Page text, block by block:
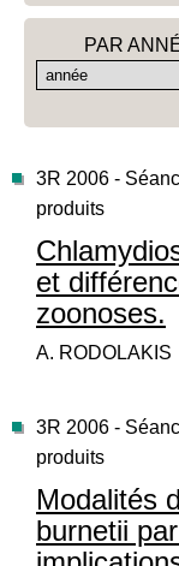
PAR
3R 2006 -
produits
et
zoonoses.
A. RODOLAKIS
3R 2006 -
produits
Modalités
burnetii